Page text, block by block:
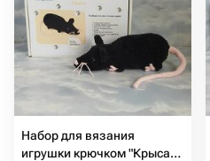
Набор для вязания
игрушки крючком "Крыса",